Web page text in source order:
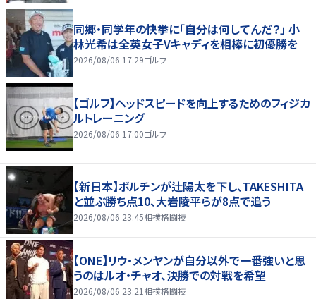
同郷・同学年の快挙に「自分は何してんだ？」 小
林光希は全英女子Vキャディを相棒に初優勝を
2026/08/06 17:29ゴルフ
【ゴルフ】ヘッドスピードを向上するためのフィジカ
ルトレーニング
2026/08/06 17:00ゴルフ
【新日本】ボルチンが辻陽太を下し、TAKESHITA
と並ぶ勝ち点10、大岩陵平らが8点で追う
2026/08/06 23:45相撲格闘技
【ONE】リウ・メンヤンが自分以外で一番強いと思
うのはルオ・チャオ、決勝での対戦を希望
2026/08/06 23:21 相撲格闘技